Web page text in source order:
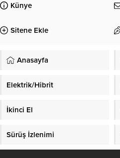
Künye
Sitene Ekle
Anasayfa
Elektrik/Hibrit
İkinci El
Sürüş İzlenimi